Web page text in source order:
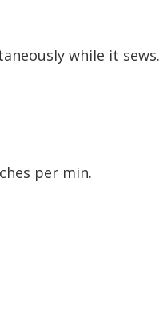
while it sews.
per min.